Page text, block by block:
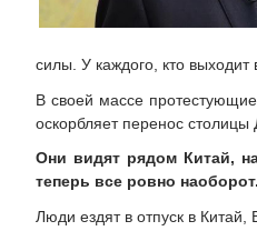
силы. У каждого, кто выходит
В своей массе
оскорбляет перенос столицы
Они видят рядом Китай,
теперь все ровно наоборот.
Люди ездят в отпуск в